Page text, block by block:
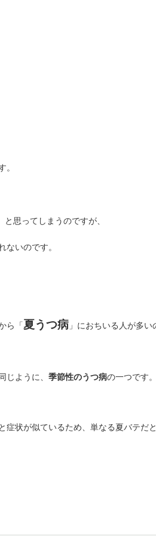
。
と思ってしまうのですが、
ないのです。
ら「夏うつ病 」におちいる人が多い
じように、 季節性のうつ病の一つです。
症状が似ているため、単なる夏バテだ